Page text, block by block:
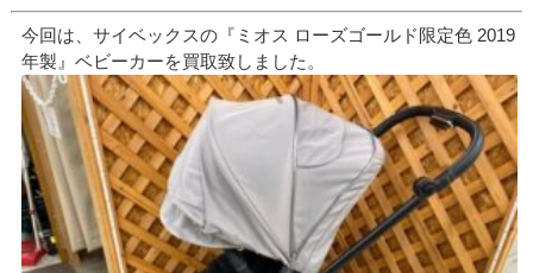
今回は、サイベックスの『ミオス ローズゴールド限定色 2019
年製』ベビーカーを買取致しました。